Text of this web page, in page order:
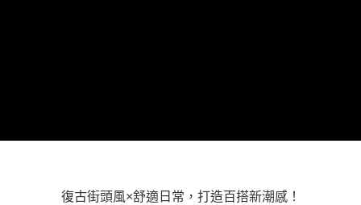
復古街頭風×舒適日常，打造百搭新潮感！